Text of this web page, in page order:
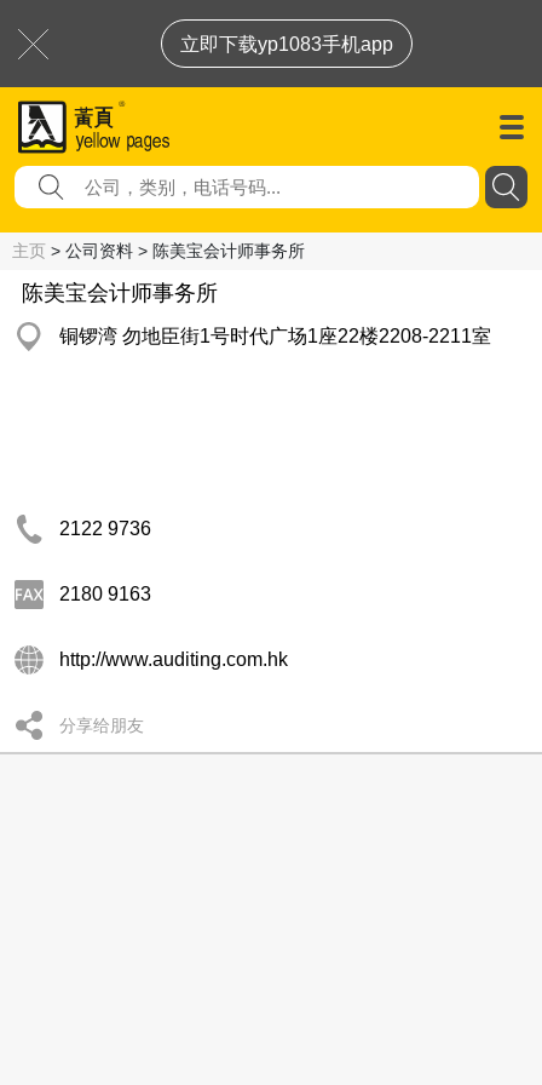
立即下载yp1083手机app
主页 > 公司资料 > 陈美宝会计师事务所
陈美宝会计师事务所
铜锣湾 勿地臣街1号时代广场1座22楼2208-2211室
2122 9736
2180 9163
http://www.auditing.com.hk
分享给朋友